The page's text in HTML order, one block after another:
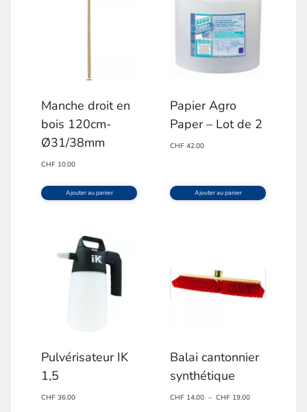
Manche droit en
bois 120cm-
Ø31/38mm
CHF 10.00
Ajouter au panier
Papier Agro
Paper – Lot de 2
CHF 42.00
Ajouter au panier
Pulvérisateur IK
1,5
CHF 36.00
Balai cantonnier
synthétique
CHF 14.00 – CHF 19.00Plage